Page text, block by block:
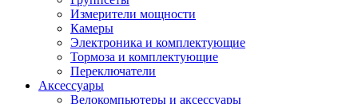
Измерители мощности
Камеры
Электроника и комплектующие
Тормоза и комплектующие
Переключатели
Аксессуары
Велокомпьютеры и аксессуары